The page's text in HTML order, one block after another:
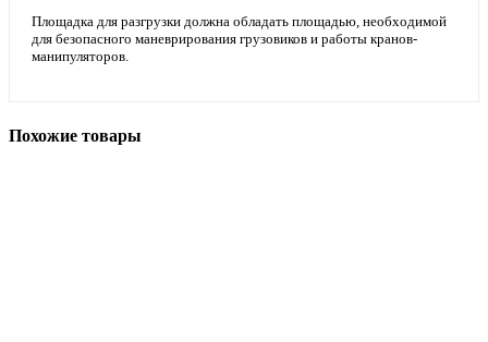
Площадка для разгрузки должна обладать площадью, необходимой
для безопасного маневрирования грузовиков и работы кранов-
манипуляторов.
Похожие товары